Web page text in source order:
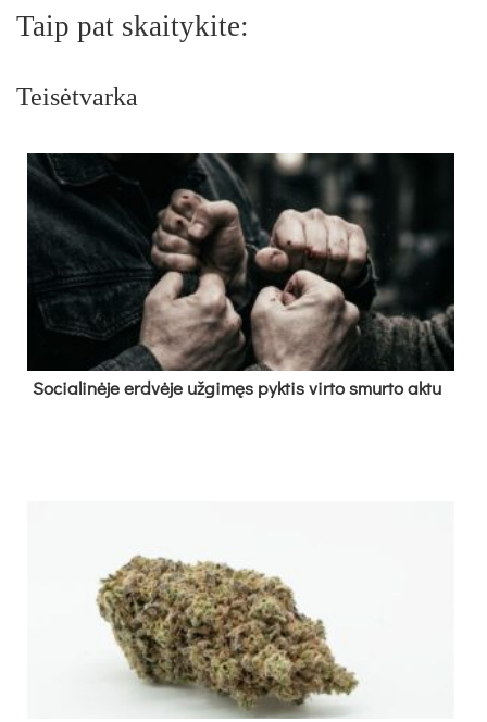
Taip pat skaitykite:
Teisėtvarka
So­cia­li­nė­je erd­vė­je už­gi­męs pyk­tis vir­to smur­to ak­tu